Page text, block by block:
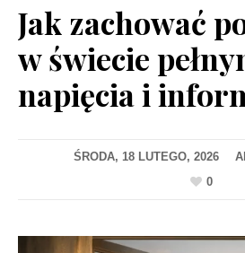
Jak zachować
w świecie
napięcia i
ŚRODA, 18 LUTEGO, 2026
0